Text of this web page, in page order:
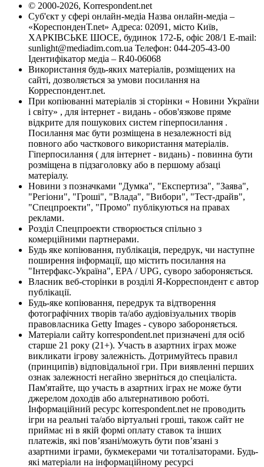
© 2000-2026, Korrespondent.net
Суб'єкт у сфері онлайн-медіа Назва онлайн-медіа –
«КореспонденТ.net» Адреса: 02091, місто Київ,
ХАРКІВСЬКЕ ШОСЕ, будинок 172-Б, офіс 208/1 E-mail:
sunlight@mediadim.com.ua Телефон: 044-205-43-00
Ідентифікатор медіа – R40-06068
Використання будь-яких матеріалів, розміщених на
сайті, дозволяється за умови посилання на
Корреспондент.net.
При копіюванні матеріалів зі сторінки « Новини України
і світу» , для інтернет - видань - обов'язкове пряме
відкрите для пошукових систем гіперпосилання .
Посилання має бути розміщена в незалежності від
повного або часткового використання матеріалів.
Гіперпосилання ( для інтернет - видань) - повинна бути
розміщена в підзаголовку або в першому абзаці
матеріалу.
Новини з позначками "Думка", "Експертиза", "Заява",
"Регіони", "Гроші", "Влада", "Вибори", "Тест-драйв",
"Спецпроекти", "Промо" публікуються на правах
реклами.
Розділ Спецпроекти створюється спільно з
комерційними партнерами.
Будь яке копіювання, публікація, передрук, чи наступне
поширення інформації, що містить посилання на
"Інтерфакс-Україна", EPA / UPG, суворо забороняється.
Власник веб-сторінки в розділі Я-Корреспондент є автор
публікації.
Будь-яке копіювання, передрук та відтворення
фотографічних творів та/або аудіовізуальних творів
правовласника Getty Images - суворо забороняється.
Матеріали сайту korrespondent.net призначені для осіб
старше 21 року (21+). Участь в азартних іграх може
викликати ігрову залежність. Дотримуйтесь правил
(принципів) відповідальної гри. При виявленні перших
ознак залежності негайно зверніться до спеціаліста.
Пам'ятайте, що участь в азартних іграх не може бути
джерелом доходів або альтернативою роботі.
Інформаційний ресурс korrespondent.net не проводить
ігри на реальні та/або віртуальні гроші, також сайт не
приймає ні в якій формі оплату ставок та інших
платежів, які пов’язані/можуть бути пов’язані з
азартними іграми, букмекерами чи тоталізаторами. Будь-
які матеріали на інформаційному ресурсі